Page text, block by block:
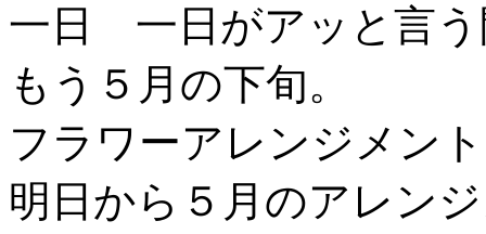
一日 一日がアッと言う
もう５月の下旬。
フラワーアレンジメン
明日から５月のアレン